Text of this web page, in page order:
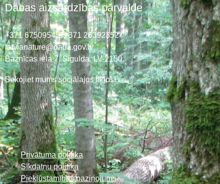
Dabas aizsardzības pārvalde
+371 67509545,+371 26392352
latvianature@daba.gov.lv
Baznīcas iela 7, Sigulda, LV-2150
Sekojiet mums sociālajos tīklos!
Privātuma politika
Sīkdatņu politika
Piekļūstamības paziņojums